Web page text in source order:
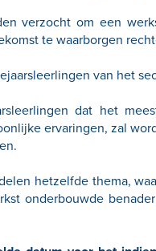
verzocht om een
te waarborgen
van het
dat het
ervaringen, zal
hetzelfde thema,
onderbouwde